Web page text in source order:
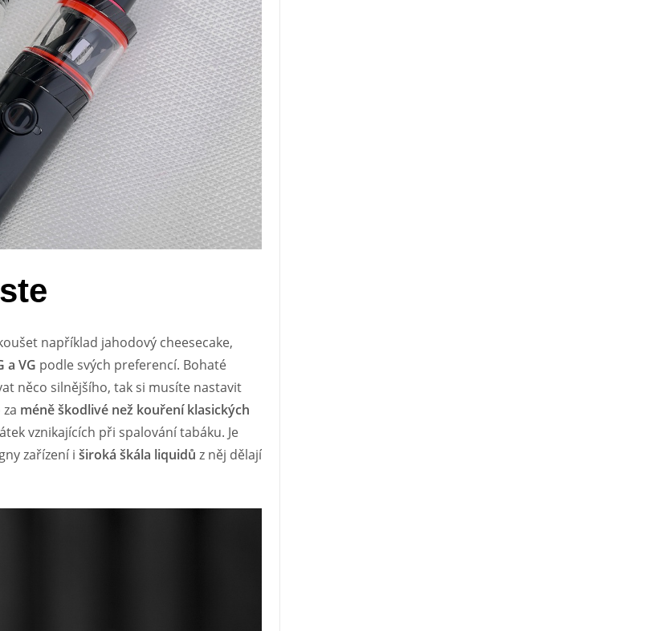
například jahodový cheesecake,
a VG podle svých preferencí. Bohaté
něco silnějšího, tak si musíte nastavit
méně škodlivé než kouření klasických
vznikajících při spalování tabáku. Je
zařízení i široká škála liquidů z něj dělají